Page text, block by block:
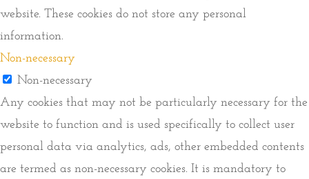
website. These cookies do not store any personal
information.
Non-necessary
Non-necessary
Any cookies that may not be particularly necessary for the
website to function and is used specifically to collect user
personal data via analytics, ads, other embedded contents
are termed as non-necessary cookies. It is mandatory to